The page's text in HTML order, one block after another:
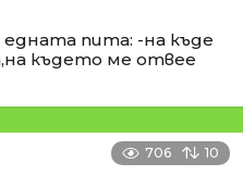
пита: -на къде
където ме отвее
706 10